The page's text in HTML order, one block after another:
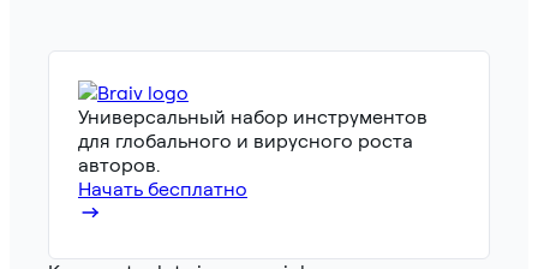
Универсальный набор инструментов
для глобального и вирусного роста
авторов.
Начать бесплатно